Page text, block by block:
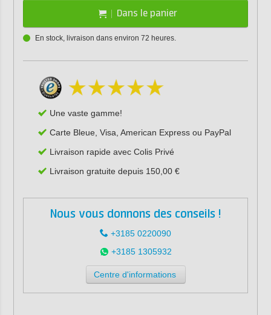
Dans le panier
En stock, livraison dans environ 72 heures.
Une vaste gamme!
Carte Bleue, Visa, American Express ou PayPal
Livraison rapide avec Colis Privé
Livraison gratuite depuis 150,00 €
Nous vous donnons des conseils !
+3185 0220090
+3185 1305932
Centre d'informations